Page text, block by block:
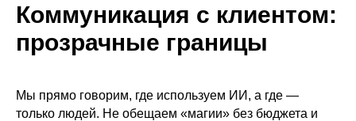
Коммуникация с клиентом:
прозрачные границы
Мы прямо говорим, где используем ИИ, а где —
только людей. Не обещаем «магии» без бюджета и